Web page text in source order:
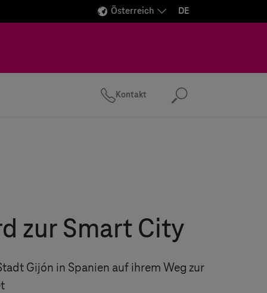
Österreich DE
Kontakt Suchen
zur Smart City
Gijón in Spanien auf ihrem Weg zur